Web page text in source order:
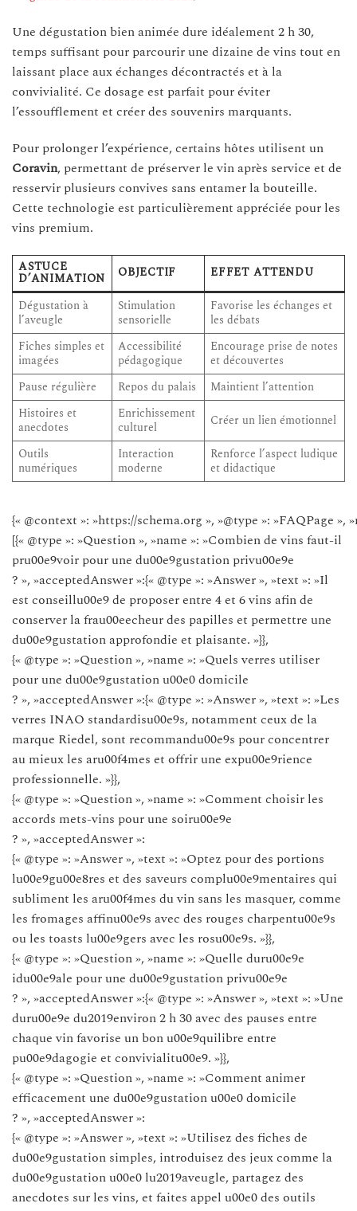
Une dégustation bien animée dure idéalement 2 h 30,
temps suffisant pour parcourir une dizaine de vins tout en
laissant place aux échanges décontractés et à la
convivialité. Ce dosage est parfait pour éviter
l’essoufflement et créer des souvenirs marquants.
Pour prolonger l’expérience, certains hôtes utilisent un
Coravin, permettant de préserver le vin après service et de
resservir plusieurs convives sans entamer la bouteille.
Cette technologie est particulièrement appréciée pour les
vins premium.
ASTUCE
D’ANIMATION OBJECTIF
EFFET ATTENDU
Dégustation à
l’aveugle
Stimulation
sensorielle
Favorise les échanges et
les débats
Fiches simples et
imagées
Accessibilité
pédagogique
Encourage prise de notes
et découvertes
Pause régulière
Repos du palais
Maintient l’attention
Histoires et
anecdotes
Enrichissement
culturel
Créer un lien émotionnel
Outils
numériques
Interaction
moderne
Renforce l’aspect ludique
et didactique
{« @context »: »https://schema.org », »@type »: »FAQPage »,
[{« @type »: »Question », »name »: »Combien de vins faut-il
pru00e9voir pour une du00e9gustation privu00e9e
? », »acceptedAnswer »:{« @type »: »Answer », »text »: »Il
est conseillu00e9 de proposer entre 4 et 6 vins afin de
conserver la frau00eecheur des papilles et permettre une
du00e9gustation approfondie et plaisante. »}},
{« @type »: »Question », »name »: »Quels verres utiliser
pour une du00e9gustation u00e0 domicile
? », »acceptedAnswer »:{« @type »: »Answer », »text »: »Les
verres INAO standardisu00e9s, notamment ceux de la
marque Riedel, sont recommandu00e9s pour concentrer
au mieux les aru00f4mes et offrir une expu00e9rience
professionnelle. »}},
{« @type »: »Question », »name »: »Comment choisir les
accords mets-vins pour une soiru00e9e
? », »acceptedAnswer »:
{« @type »: »Answer », »text »: »Optez pour des portions
lu00e9gu00e8res et des saveurs complu00e9mentaires qui
subliment les aru00f4mes du vin sans les masquer, comme
les fromages affinu00e9s avec des rouges charpentu00e9s
ou les toasts lu00e9gers avec les rosu00e9s. »}},
{« @type »: »Question », »name »: »Quelle duru00e9e
idu00e9ale pour une du00e9gustation privu00e9e
? », »acceptedAnswer »:{« @type »: »Answer », »text »: »Une
duru00e9e du2019environ 2 h 30 avec des pauses entre
chaque vin favorise un bon u00e9quilibre entre
pu00e9dagogie et convivialitu00e9. »}},
{« @type »: »Question », »name »: »Comment animer
efficacement une du00e9gustation u00e0 domicile
? », »acceptedAnswer »:
{« @type »: »Answer », »text »: »Utilisez des fiches de
du00e9gustation simples, introduisez des jeux comme la
du00e9gustation u00e0 lu2019aveugle, partagez des
anecdotes sur les vins, et faites appel u00e0 des outils